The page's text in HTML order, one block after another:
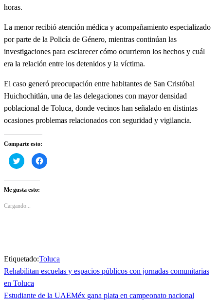
horas.
La menor recibió atención médica y acompañamiento especializado
por parte de la Policía de Género, mientras continúan las
investigaciones para esclarecer cómo ocurrieron los hechos y cuál
era la relación entre los detenidos y la víctima.
El caso generó preocupación entre habitantes de San Cristóbal
Huichochitlán, una de las delegaciones con mayor densidad
poblacional de Toluca, donde vecinos han señalado en distintas
ocasiones problemas relacionados con seguridad y vigilancia.
Comparte esto:
Haz
clic
en
Twitter
(Se
en
Haz
clic
Me gusta esto:
Cargando...
Etiquetado:Toluca
Navegación
de
Entrada
anterior
Rehabilitan escuelas y espacios públicos con jornadas comunitarias
en Toluca
Entrada
Estudiante de la UAEMéx gana plata en campeonato nacional